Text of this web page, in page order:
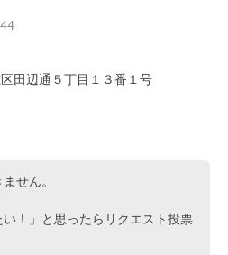
田辺通５丁目１３番１号
せん。
い！」と思ったらリクエスト投票